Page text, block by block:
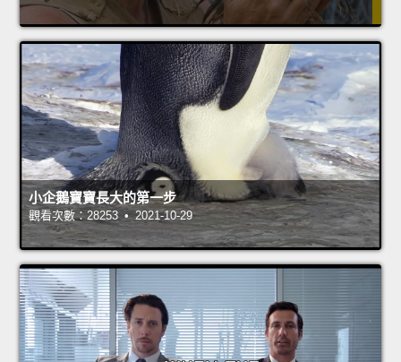
小企鵝寶寶長大的第一步
觀看次數：28253 • 2021-10-29